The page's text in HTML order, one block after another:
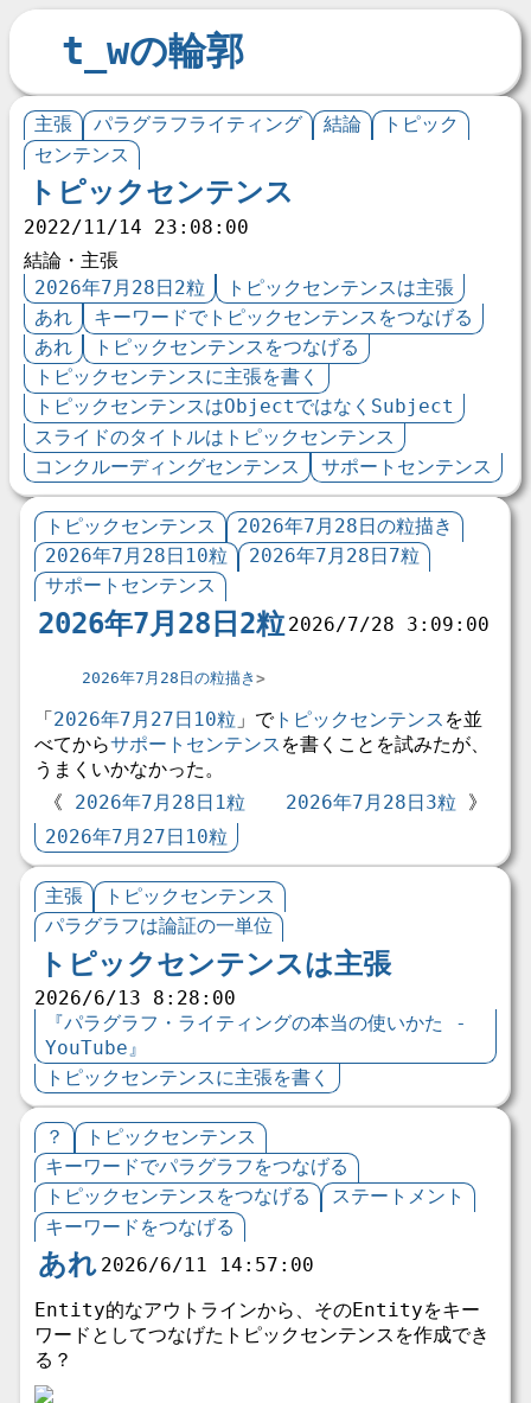
t_wの輪郭
主張 パラグラフライティング 結論
トピック
センテンス
トピックセンテンス
2022/11/14 23:08:00
結論・主張
2026年7月28日2粒
トピックセンテンスは主張
あれ
キーワードでトピックセンテンスをつなげる
あれ
トピックセンテンスをつなげる
トピックセンテンスに主張を書く
トピックセンテンスはObjectではなくSubject
スライドのタイトルはトピックセンテンス
コンクルーディングセンテンス
サポートセンテンス
トピックセンテンス
2026年7月28日の粒描き
2026年7月28日10粒
2026年7月28日7粒
サポートセンテンス
2026年7月28日2粒 2026/7/28 3:09:00
2026年7月28日の粒描き
「 2026年7月27日10粒 」でトピックセンテンス を並
べてからサポートセンテンス を書くことを試みたが、
うまくいかなかった。
2026年7月28日1粒
2026年7月28日3粒
2026年7月27日10粒
主張
トピックセンテンス
パラグラフは論証の一単位
トピックセンテンスは主張
2026/6/13 8:28:00
『パラグラフ・ライティングの本当の使いかた -
YouTube』
トピックセンテンスに主張を書く
？
トピックセンテンス
キーワードでパラグラフをつなげる
トピックセンテンスをつなげる
ステートメント
キーワードをつなげる
あれ 2026/6/11 14:57:00
Entity的なアウトラインから、そのEntityをキー
ワードとしてつなげたトピックセンテンスを作成でき
る？